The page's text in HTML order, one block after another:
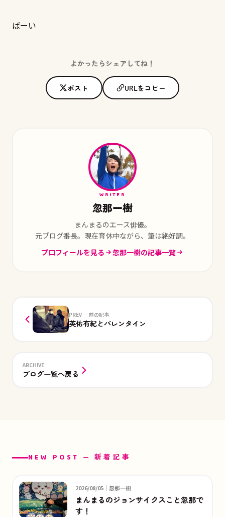
ばーい
よかったらシェアしてね！
ポスト URLをコピー
WRITER
忽那一樹
まんまるのエース俳優。
元ブログ番長。現在育休中ながら、筆は絶好調。
プロフィールを見る
忽那一樹の記事一覧
PREV — 前の記事
英佑有紀とバレンタイン
ARCHIVE
ブログ一覧へ戻る
NEW POST — 新着記事
2026/08/05｜忽那一樹
まんまるのジョンサイクスこと忽那で
す！